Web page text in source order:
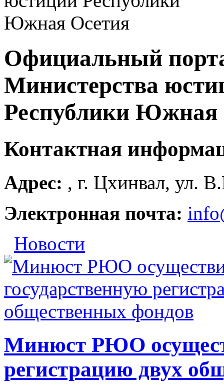
Официальный
Министерства
Республики Южная
Контактная
Адрес: , г. Цхинвал, ул.
Электронная почта:
Новости
Минюст РЮО
регистрацию двух